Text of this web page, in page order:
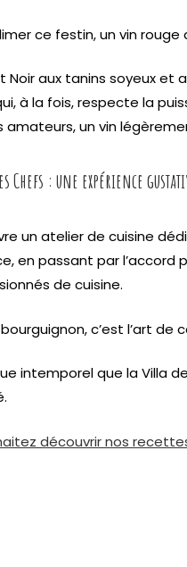
ce festin, un vin
Noir aux tanins soyeux et
à la fois, respecte la
amateurs, un vin
Chefs : une expérience
un atelier de cuisine
en passant par
de cuisine.
c’est l’art
intemporel que la Villa
découvrir nos